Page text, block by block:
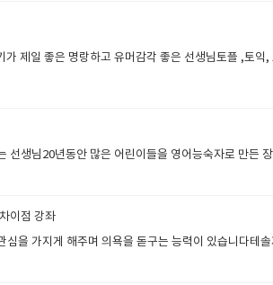
제일 좋은 명랑하고 유머감각 좋은 선생님토플 ,토익
선생님20년동안 많은 어린이들을 영어능숙자로 만든
이점 강좌
심을 가지게 해주며 의욕을 돋구는 능력이 있습니다테